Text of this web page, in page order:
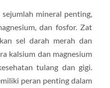
mineral penting,
dan fosfor. Zat
sel darah merah dan
kalsium dan magnesium
tulang dan gigi.
peran penting dalam